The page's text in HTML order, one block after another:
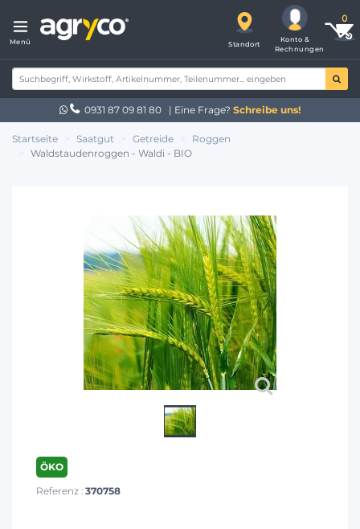
Menü Standort
Konto &
Rechnungen
0931 87 09 81 80 | Eine Frage? Schreibe uns!
Startseite Saatgut Getreide
Roggen
Waldstaudenroggen - Waldi - BIO
ÖKO
Referenz : 370758